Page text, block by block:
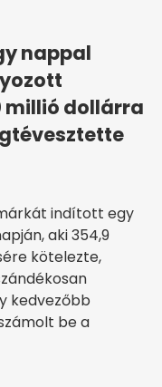
nappal
millió dollárra
indított egy
aki 354,9
kötelezte,
kedvezőbb
be a